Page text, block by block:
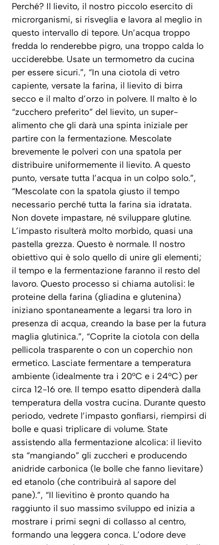
Perché? Il lievito, il nostro piccolo esercito di
microrganismi, si risveglia e lavora al meglio in
questo intervallo di tepore. Un’acqua troppo
fredda lo renderebbe pigro, una troppo calda lo
ucciderebbe. Usate un termometro da cucina
per essere sicuri.”, “In una ciotola di vetro
capiente, versate la farina, il lievito di birra
secco e il malto d’orzo in polvere. Il malto è lo
“zucchero preferito” del lievito, un super-
alimento che gli darà una spinta iniziale per
partire con la fermentazione. Mescolate
brevemente le polveri con una spatola per
distribuire uniformemente il lievito. A questo
punto, versate tutta l’acqua in un colpo solo.”,
“Mescolate con la spatola giusto il tempo
necessario perché tutta la farina sia idratata.
Non dovete impastare, né sviluppare glutine.
L’impasto risulterà molto morbido, quasi una
pastella grezza. Questo è normale. Il nostro
obiettivo qui è solo quello di unire gli elementi;
il tempo e la fermentazione faranno il resto del
lavoro. Questo processo si chiama autolisi: le
proteine della farina (gliadina e glutenina)
iniziano spontaneamente a legarsi tra loro in
presenza di acqua, creando la base per la futura
maglia glutinica.”, “Coprite la ciotola con della
pellicola trasparente o con un coperchio non
ermetico. Lasciate fermentare a temperatura
ambiente (idealmente tra i 20°C e i 24°C) per
circa 12-16 ore. Il tempo esatto dipenderà dalla
temperatura della vostra cucina. Durante questo
periodo, vedrete l’impasto gonfiarsi, riempirsi di
bolle e quasi triplicare di volume. State
assistendo alla fermentazione alcolica: il lievito
sta “mangiando” gli zuccheri e producendo
anidride carbonica (le bolle che fanno lievitare)
ed etanolo (che contribuirà al sapore del
pane).”, “Il lievitino è pronto quando ha
raggiunto il suo massimo sviluppo ed inizia a
mostrare i primi segni di collasso al centro,
formando una leggera conca. L’odore deve